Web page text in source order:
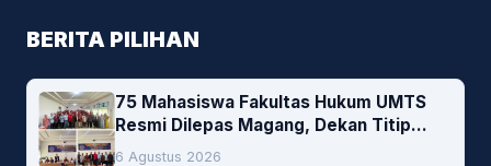
BERITA PILIHAN
75 Mahasiswa Fakultas Hukum UMTS
Resmi Dilepas Magang, Dekan Titip
Empat Pesan Penting
6 Agustus 2026